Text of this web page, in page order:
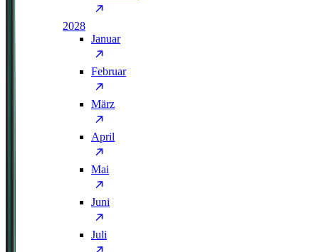
2028
Januar
Februar
März
April
Mai
Juni
Juli